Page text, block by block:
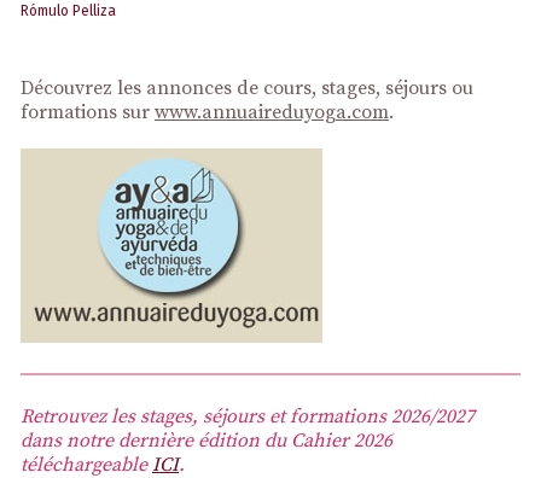
Rómulo Pelliza
Découvrez les annonces de cours, stages, séjours ou
formations sur www.annuaireduyoga.com.
Retrouvez les stages, séjours et formations 2026/2027
dans notre dernière édition du Cahier 2026
téléchargeableICI.